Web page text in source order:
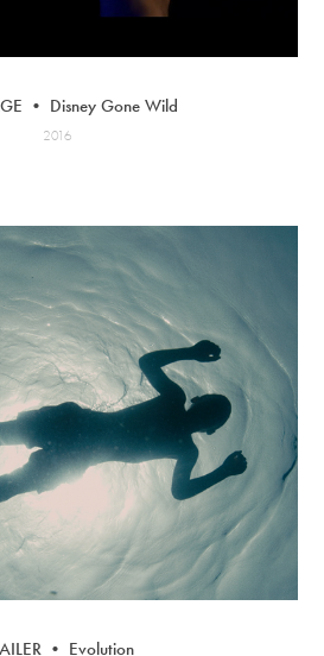
• Disney Gone Wild
2016
• Evolution